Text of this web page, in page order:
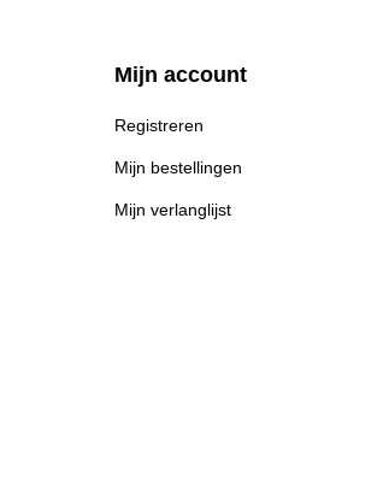
Mijn account
Registreren
Mijn bestellingen
Mijn verlanglijst